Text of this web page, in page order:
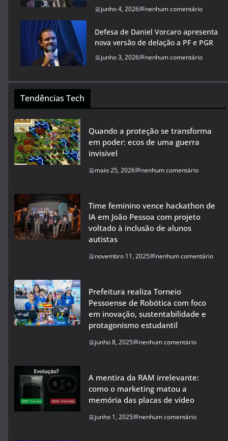
junho 4, 2026 nenhum comentário
Defesa de Daniel Vorcaro apresenta
nova versão de delação a PF e PGR
junho 3, 2026 nenhum comentário
Tendências Tech
Quando a proteção se transforma
em poder: ecos de uma guerra
invisível
maio 25, 2026 nenhum comentário
Time feminino vence hackathon de
IA em João Pessoa com projeto
voltado à inclusão de alunos
autistas
novembro 11, 2025 nenhum comentário
Prefeitura realiza Torneio
Pessoense de Robótica com foco
em inovação, sustentabilidade e
protagonismo estudantil
junho 8, 2025 nenhum comentário
A mentira da RAM irrelevante:
como o marketing matou a
memória das placas de vídeo
junho 1, 2025 nenhum comentário